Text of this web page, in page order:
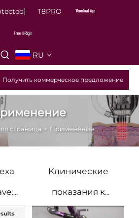
T8PRO
RU
Получить коммерческое предложение
страница > Применение
Клинические
показания к
применению